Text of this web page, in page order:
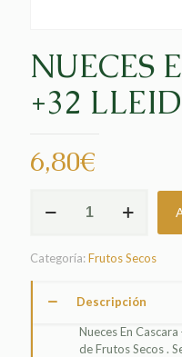
NUECES
+32
6,80€
LLEIDA
cantidad
Categoría:Frutos Secos
Descripción
Nueces En
de Frutos Secos .